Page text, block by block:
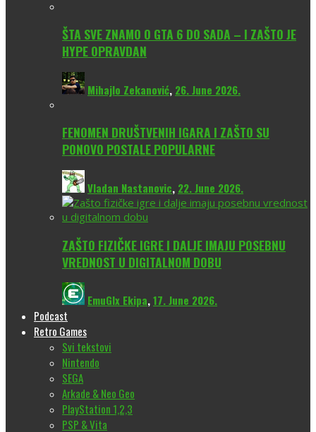
ŠTA SVE ZNAMO O GTA 6 DO SADA – I ZAŠTO JE
HYPE OPRAVDAN
Mihajlo Zekanović, 26. June 2026.
FENOMEN DRUŠTVENIH IGARA I ZAŠTO SU
PONOVO POSTALE POPULARNE
Vladan Nastanovic, 22. June 2026.
ZAŠTO FIZIČKE IGRE I DALJE IMAJU POSEBNU
VREDNOST U DIGITALNOM DOBU
EmuGlx Ekipa,17. June 2026.
Podcast
Retro Games
Svi tekstovi
Nintendo
SEGA
Arkade & Neo Geo
PlayStation 1,2,3
PSP & Vita